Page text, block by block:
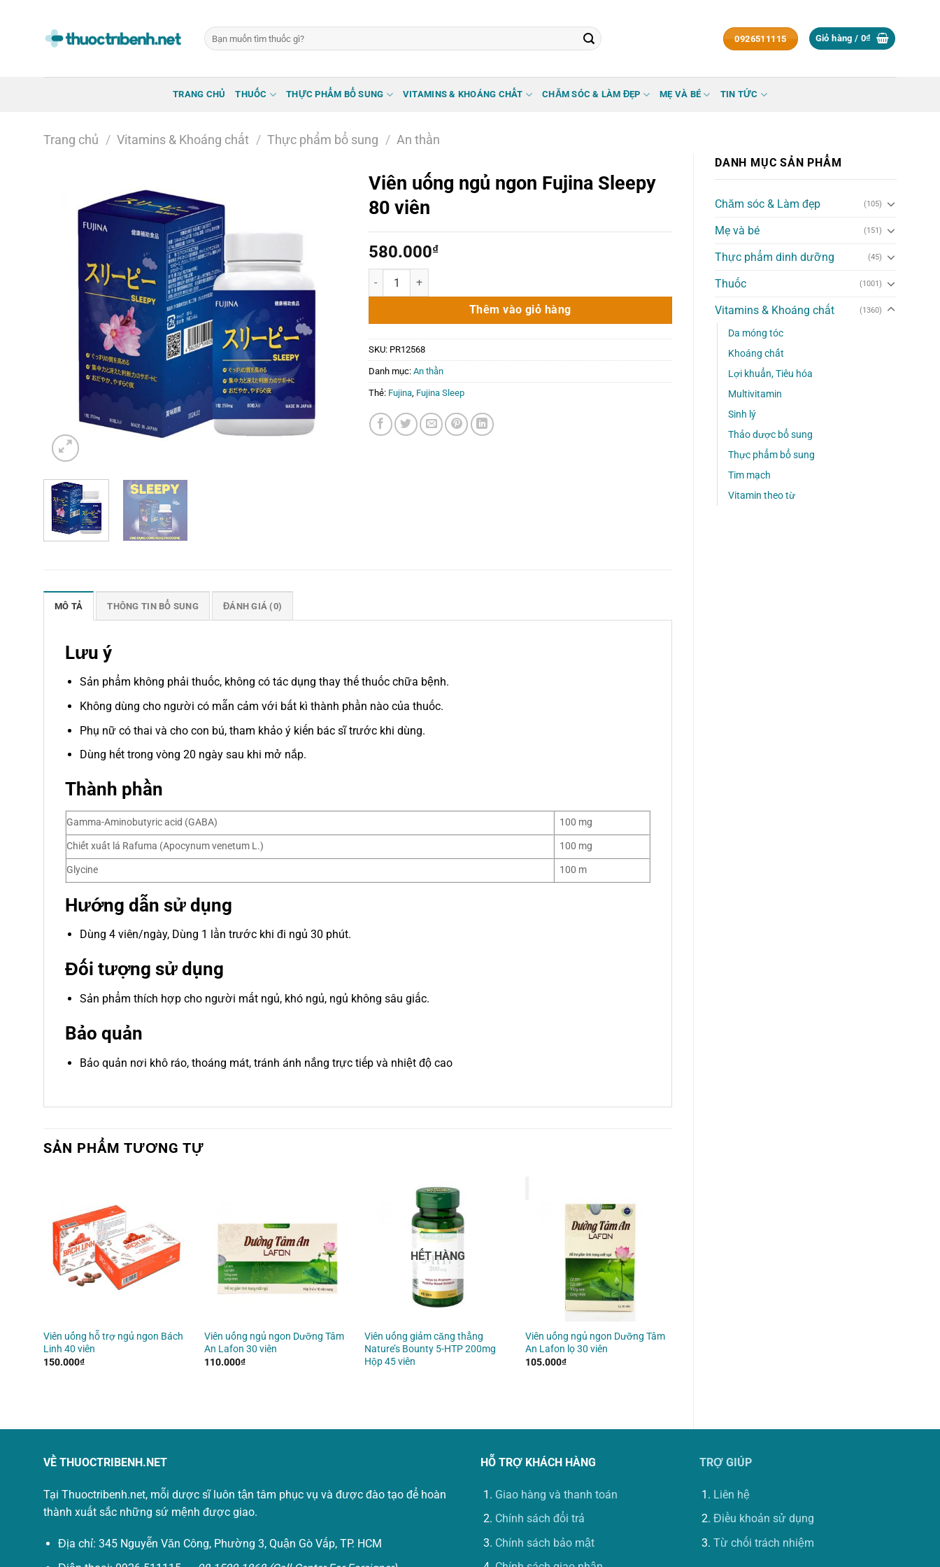
Tìm
kiếm:
0926511115 Giỏ hàng / 0₫
TRANG CHỦ THUỐC THỰC PHẨM BỔ SUNG VITAMINS & KHOÁNG CHẤT CHĂM SÓC & LÀM ĐẸP MẸ VÀ BÉ TIN TỨC
Trang chủ / Vitamins & Khoáng chất / Thực phẩm bổ sung / An thần
DANH MỤC SẢN PHẨM
Chăm sóc & Làm đẹp (105)
Mẹ và bé (151)
Thực phẩm dinh dưỡng (45)
Thuốc (1001)
Vitamins & Khoáng chất (1360)
Da móng tóc
Khoáng chất
Lợi khuẩn, Tiêu hóa
Multivitamin
Sinh lý
Thảo dược bổ sung
Thực phẩm bổ sung
Tim mạch
Vitamin theo từ
Viên uống ngủ ngon Fujina Sleepy
80 viên
580.000₫
Viên uống ngủ ngon Fujina Sleepy 80 viên số lượng
Thêm vào giỏ hàng
SKU: PR12568
Danh mục: An thần
Thẻ: Fujina, Fujina Sleep
MÔ TẢ THÔNG TIN BỔ SUNG ĐÁNH GIÁ (0)
Lưu ý
Sản phẩm không phải thuốc, không có tác dụng thay thế thuốc chữa bệnh.
Không dùng cho người có mẫn cảm với bất kì thành phần nào của thuốc.
Phụ nữ có thai và cho con bú, tham khảo ý kiến bác sĩ trước khi dùng.
Dùng hết trong vòng 20 ngày sau khi mở nắp.
Thành phần
Gamma-Aminobutyric acid (GABA)
100 mg
Chiết xuất lá Rafuma (Apocynum venetum L.)
100 mg
Glycine
100 m
Hướng dẫn sử dụng
Dùng 4 viên/ngày, Dùng 1 lần trước khi đi ngủ 30 phút.
Đối tượng sử dụng
Sản phẩm thích hợp cho người mất ngủ, khó ngủ, ngủ không sâu giấc.
Bảo quản
Bảo quản nơi khô ráo, thoáng mát, tránh ánh nắng trực tiếp và nhiệt độ cao
SẢN PHẨM TƯƠNG TỰ
Viên uống hỗ trợ ngủ ngon Bách
Linh 40 viên
150.000₫
Viên uống ngủ ngon Dưỡng Tâm
An Lafon 30 viên
110.000₫
HẾT HÀNG
Viên uống giảm căng thẳng
Nature’s Bounty 5-HTP 200mg
Hộp 45 viên
Viên uống ngủ ngon Dưỡng Tâm
An Lafon lọ 30 viên
105.000₫
VỀ THUOCTRIBENH.NET
Tại Thuoctribenh.net, mỗi dược sĩ luôn tận tâm phục vụ và được đào tạo để hoàn
thành xuất sắc những sứ mệnh được giao.
Địa chỉ: 345 Nguyễn Văn Công, Phường 3, Quận Gò Vấp, TP. HCM
HỖ TRỢ KHÁCH HÀNG
Giao hàng và thanh toán
Chính sách đổi trả
Chính sách bảo mật
TRỢ GIÚP
Liên hệ
Điều khoản sử dụng
Từ chối trách nhiệm